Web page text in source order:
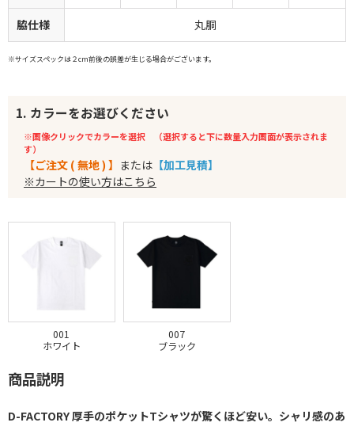
脇仕様 丸胴
※サイズスペックは２cm前後の誤差が生じる場合がございます。
1. カラーをお選びください
※画像クリックでカラーを選択 （選択すると下に数量入力画面が表示されま
す）
【ご注文 ( 無地 ) 】 または 【加工見積】
※カートの使い方はこちら
001
ホワイト
007
ブラック
商品説明
D-FACTORY 厚手のポケットTシャツが驚くほど安い。シャリ感のあ